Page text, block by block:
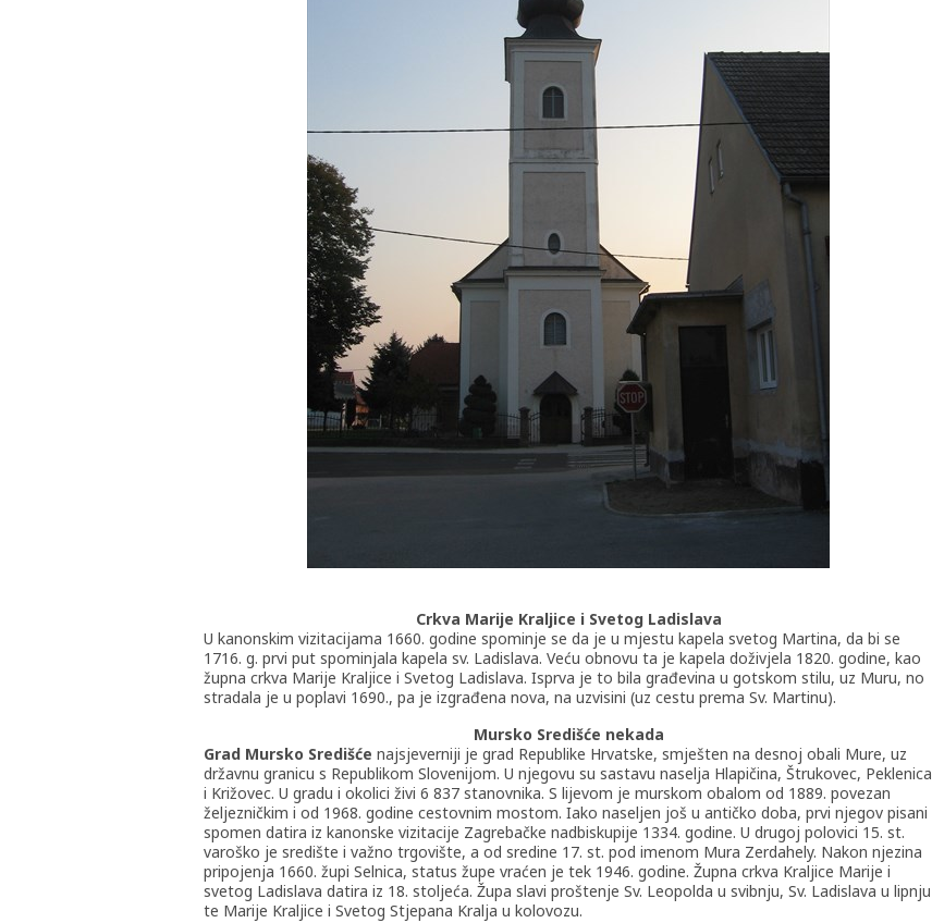
Crkva Marije Kraljice i Svetog Ladislava
U kanonskim vizitacijama 1660. godine spominje se da je u mjestu kapela svetog Martina, da bi se
1716. g. prvi put spominjala kapela sv. Ladislava. Veću obnovu ta je kapela doživjela 1820. godine, kao
župna crkva Marije Kraljice i Svetog Ladislava. Isprva je to bila građevina u gotskom stilu, uz Muru, no
stradala je u poplavi 1690., pa je izgrađena nova, na uzvisini (uz cestu prema Sv. Martinu).
Mursko Središće nekada
Grad Mursko Središće najsjeverniji je grad Republike Hrvatske, smješten na desnoj obali Mure, uz
državnu granicu s Republikom Slovenijom. U njegovu su sastavu naselja Hlapičina, Štrukovec, Peklenica
i Križovec. U gradu i okolici živi 6 837 stanovnika. S lijevom je murskom obalom od 1889. povezan
željezničkim i od 1968. godine cestovnim mostom. Iako naseljen još u antičko doba, prvi njegov pisani
spomen datira iz kanonske vizitacije Zagrebačke nadbiskupije 1334. godine. U drugoj polovici 15. st.
varoško je središte i važno trgovište, a od sredine 17. st. pod imenom Mura Zerdahely. Nakon njezina
pripojenja 1660. župi Selnica, status župe vraćen je tek 1946. godine. Župna crkva Kraljice Marije i
svetog Ladislava datira iz 18. stoljeća. Župa slavi proštenje Sv. Leopolda u svibnju, Sv. Ladislava u lipnju
te Marije Kraljice i Svetog Stjepana Kralja u kolovozu.